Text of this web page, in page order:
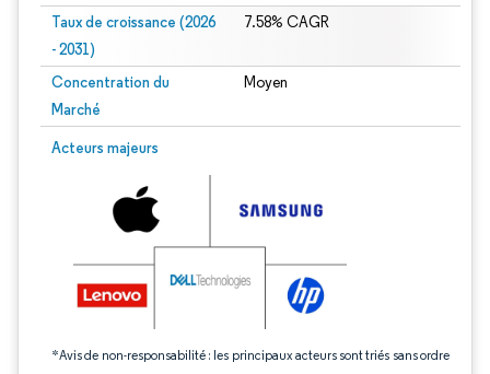
Taux de croissance (2026
- 2031)
7.58% CAGR
Concentration du
Marché
Moyen
Acteurs majeurs
*Avis de non-responsabilité : les principaux acteurs sont triés sans ordre
Image © Mordor Intelligence. La réutilisation nécessite une attribution sous CC